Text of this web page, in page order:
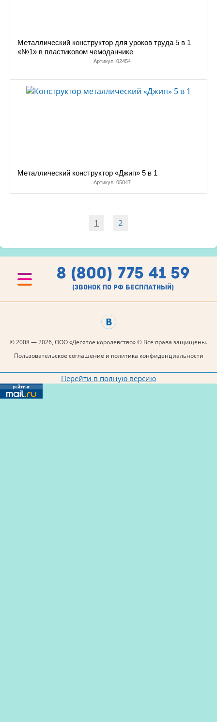
Металлический конструктор для уроков труда 5 в 1
«№1» в пластиковом чемоданчике
Артикул: 02454
Металлический конструктор «Джип» 5 в 1
Артикул: 05847
1 2
8 (800) 775 41 59
(звонок по рф бесплатный)
© 2008 — 2026, ООО «Десятое королевство» © Все права защищены.
Пользовательское соглашение и политика конфиденциальности
Перейти в полную версию